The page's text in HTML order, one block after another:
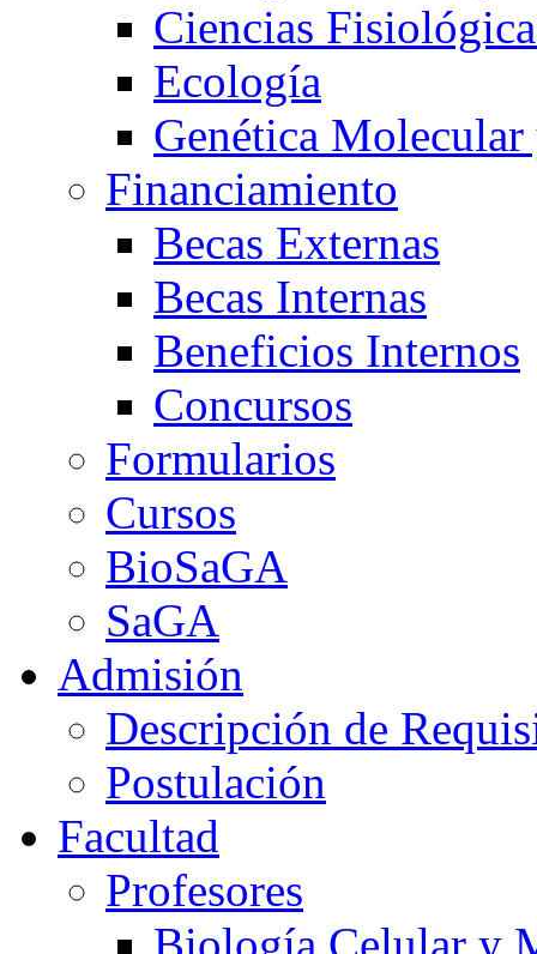
Ciencias
Ecología
Genética
Financiamiento
Becas Externas
Becas Internas
Beneficios Internos
Concursos
Formularios
Cursos
BioSaGA
SaGA
Admisión
Descripción de
Postulación
Facultad
Profesores